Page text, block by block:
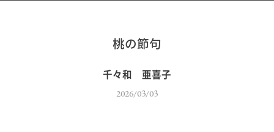
桃の節句
千々和 亜喜子
2026/03/03